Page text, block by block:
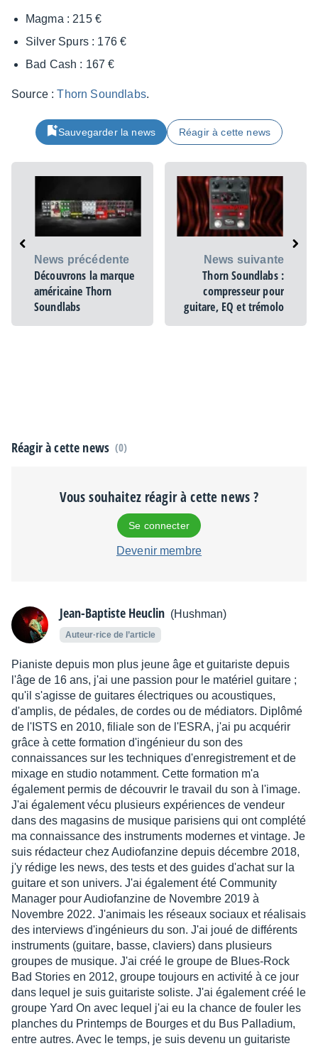
Magma : 215 €
Silver Spurs : 176 €
Bad Cash : 167 €
Source :Thorn Sound­labs.
Sauvegarder la news Réagir à cette news
News précédente
Découvrons la marque
américaine Thorn
Soundlabs
News suivante
Thorn Soundlabs :
compresseur pour
guitare, EQ et trémolo
Réagir à cette news (0)
Vous souhaitez réagir à cette news ?
Se connecter
Devenir membre
Jean-Baptiste Heuclin (Hushman)
Auteur·rice de l’article
Pianiste depuis mon plus jeune âge et guitariste depuis
l'âge de 16 ans, j'ai une passion pour le matériel guitare ;
qu'il s'agisse de guitares électriques ou acoustiques,
d'amplis, de pédales, de cordes ou de médiators. Diplômé
de l'ISTS en 2010, filiale son de l'ESRA, j'ai pu acquérir
grâce à cette formation d'ingénieur du son des
connaissances sur les techniques d'enregistrement et de
mixage en studio notamment. Cette formation m'a
également permis de découvrir le travail du son à l'image.
J'ai également vécu plusieurs expériences de vendeur
dans des magasins de musique parisiens qui ont complété
ma connaissance des instruments modernes et vintage. Je
suis rédacteur chez Audiofanzine depuis décembre 2018,
j'y rédige les news, des tests et des guides d'achat sur la
guitare et son univers. J'ai également été Community
Manager pour Audiofanzine de Novembre 2019 à
Novembre 2022. J'animais les réseaux sociaux et réalisais
des interviews d'ingénieurs du son. J'ai joué de différents
instruments (guitare, basse, claviers) dans plusieurs
groupes de musique. J'ai créé le groupe de Blues-Rock
Bad Stories en 2012, groupe toujours en activité à ce jour
dans lequel je suis guitariste soliste. J'ai également créé le
groupe Yard On avec lequel j'ai eu la chance de fouler les
planches du Printemps de Bourges et du Bus Palladium,
entre autres. Avec le temps, je suis devenu un guitariste